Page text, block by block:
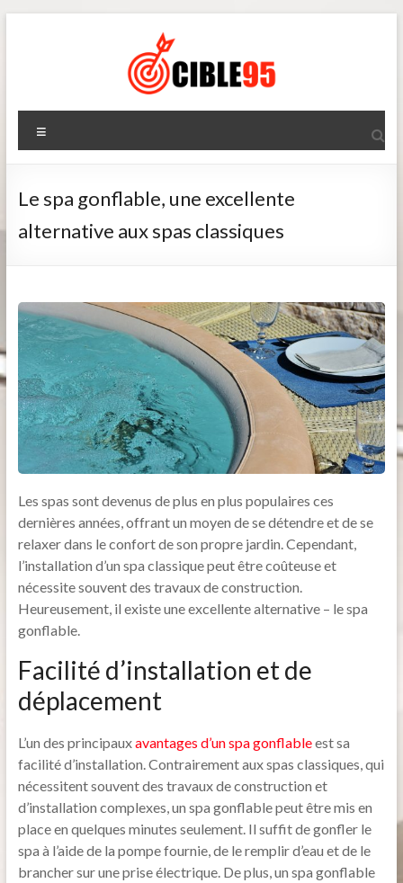
Cible95
Le spa gonflable, une excellente
alternative aux spas classiques
Les spas sont devenus de plus en plus populaires ces
dernières années, offrant un moyen de se détendre et de se
relaxer dans le confort de son propre jardin. Cependant,
l’installation d’un spa classique peut être coûteuse et
nécessite souvent des travaux de construction.
Heureusement, il existe une excellente alternative – le spa
gonflable.
Facilité d’installation et de
déplacement
L’un des principauxavantages d’un spa gonflableest sa
facilité d’installation. Contrairement aux spas classiques, qui
nécessitent souvent des travaux de construction et
d’installation complexes, un spa gonflable peut être mis en
place en quelques minutes seulement. Il suffit de gonfler le
spa à l’aide de la pompe fournie, de le remplir d’eau et de le
brancher sur une prise électrique. De plus, un spa gonflable